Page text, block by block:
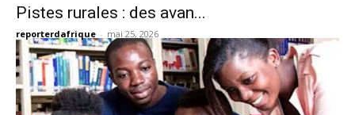
Pistes rurales : des avan...
reporterdafrique - mai 25, 2026